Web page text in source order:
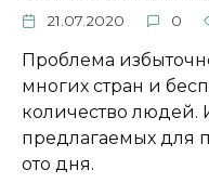
21.07.2020 0
Проблема
многих стран и
количество людей.
предлагаемых для
ото дня.